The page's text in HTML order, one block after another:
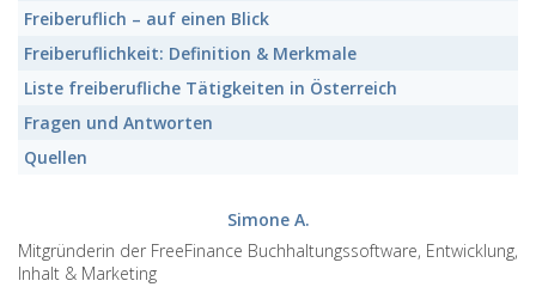
Freiberuflich – auf einen Blick
Freiberuflichkeit: Definition & Merkmale
Liste freiberufliche Tätigkeiten in Österreich
Fragen und Antworten
Quellen
Simone A.
Mitgründerin der FreeFinance Buchhaltungssoftware, Entwicklung,
Inhalt & Marketing